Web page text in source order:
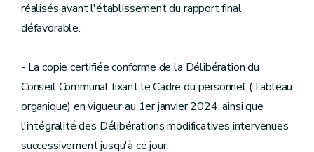
réalisés avant l'établissement du rapport final
défavorable.
- La copie certifiée conforme de la Délibération du
Conseil Communal fixant le Cadre du personnel (Tableau
organique) en vigueur au 1er janvier 2024, ainsi que
l'intégralité des Délibérations modificatives intervenues
successivement jusqu'à ce jour.